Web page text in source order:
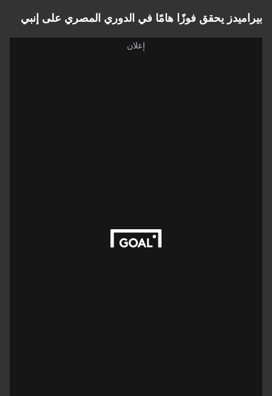
بيراميدز يحقق فوزًا هامًا في الدوري المصري على إنبي